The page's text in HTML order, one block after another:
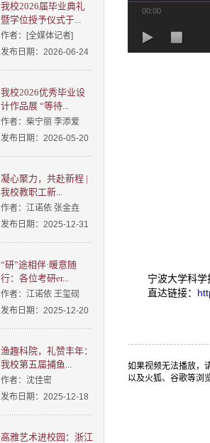
我校2026届毕业典礼
暨学位授予仪式于...
作者：[全媒体记者]
发布日期：2026-06-24
我校2026优秀毕业设
计作品展 “等待...
作者：柴宁丽 李添爱
发布日期：2026-05-20
凝心聚力，共赴新程 |
我校教职工新...
作者：江诺依 张金垚
发布日期：2025-12-31
“研”途相伴·暖意随
行：各位考研er...
作者：江诺依 王玺砚
发布日期：2025-12-20
渔趣科院，礼赞丰年：
我校第五届捕鱼...
作者：沈佳密
发布日期：2025-12-18
高雅艺术进校园：浙江
00:00
宁波大学科学
直达链接：
如果视频无法播放，
以及火狐、谷歌等浏